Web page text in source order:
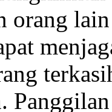
orang